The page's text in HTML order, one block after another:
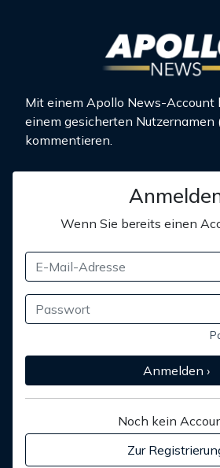
Mit einem Apollo News-Account
einem gesicherten Nutzernamen
kommentieren.
Wenn Sie bereits einen
Anmelden ›
Noch kein
Zur